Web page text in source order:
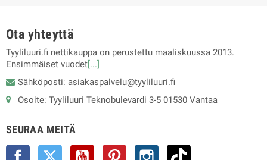
Ota yhteyttä
Tyyliluuri.fi nettikauppa on perustettu maaliskuussa 2013.
Ensimmäiset vuodet[...]
Sähköposti: asiakaspalvelu@tyyliluuri.fi
Osoite: Tyyliluuri Teknobulevardi 3-5 01530 Vantaa
SEURAA MEITÄ
Facebook Twitter YouTube Pinterest Instagram